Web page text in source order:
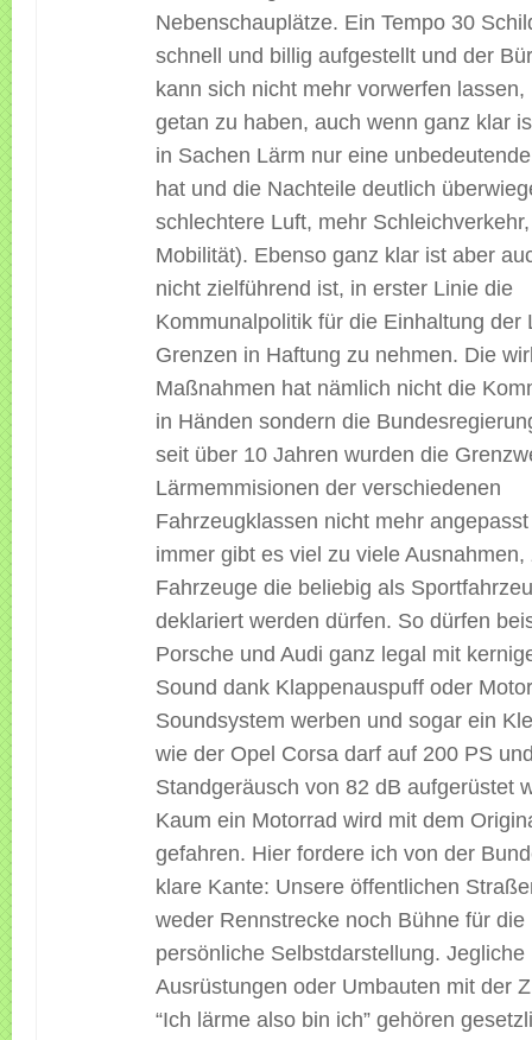
Nebenschauplätze. Ein Tempo 30
schnell und billig aufgestellt und der
kann sich nicht mehr vorwerfen lassen,
getan zu haben, auch wenn ganz klar
in Sachen Lärm nur eine
hat und die Nachteile deutlich
schlechtere Luft, mehr
Mobilität). Ebenso ganz klar ist aber
nicht zielführend ist, in erster Linie die
Kommunalpolitik für die Einhaltung der
Grenzen in Haftung zu nehmen. Die
Maßnahmen hat nämlich nicht die
in Händen sondern die
seit über 10 Jahren wurden die
Lärmemmisionen der verschiedenen
Fahrzeugklassen nicht mehr
immer gibt es viel zu viele Ausnahmen,
Fahrzeuge die beliebig als
deklariert werden dürfen. So dürfen
Porsche und Audi ganz legal mit
Sound dank Klappenauspuff oder
Soundsystem werben und sogar ein
wie der Opel Corsa darf auf 200 PS
Standgeräusch von 82 dB aufgerüstet
Kaum ein Motorrad wird mit dem
gefahren. Hier fordere ich von der
klare Kante: Unsere öffentlichen
weder Rennstrecke noch Bühne für die
persönliche Selbstdarstellung. Jegliche
Ausrüstungen oder Umbauten mit der
“Ich lärme also bin ich” gehören